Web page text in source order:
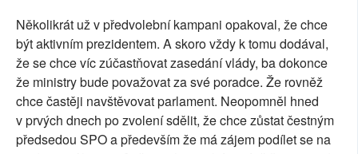
Několikrát už v předvolební kampani opakoval, že chce
být aktivním prezidentem. A skoro vždy k tomu dodával,
že se chce víc zúčastňovat zasedání vlády, ba dokonce
že ministry bude považovat za své poradce. Že rovněž
chce častěji navštěvovat parlament. Neopomněl hned
v prvých dnech po zvolení sdělit, že chce zůstat čestným
předsedou SPO a především že má zájem podílet se na